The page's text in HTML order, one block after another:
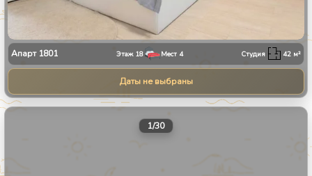
Апарт 1801 Этаж 18 Мест 4 Студия 42 м²
Даты не выбраны
1/30